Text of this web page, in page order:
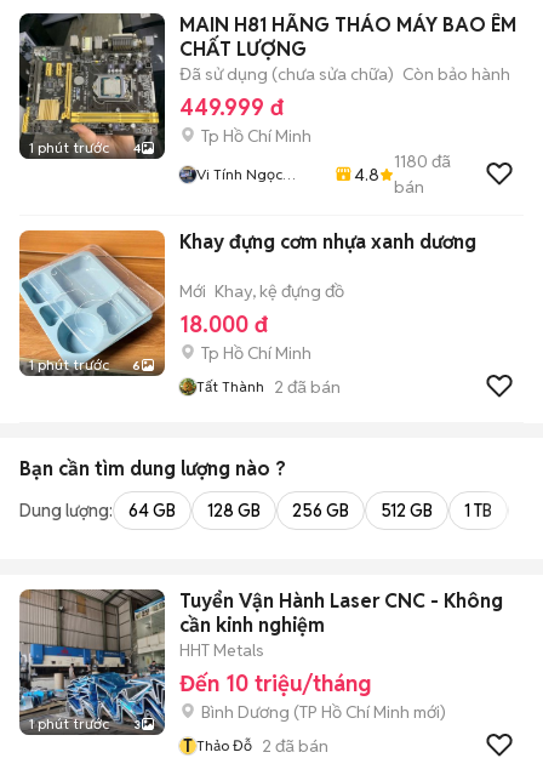
1 phút trước 4
MAIN H81 HÃNG THÁO MÁY BAO ÊM
CHẤT LƯỢNG
Đã sử dụng (chưa sửa chữa) Còn bảo hành
449.999 đ
Tp Hồ Chí Minh
Vi Tính Ngọc
4.8
1180 đã
bán
1 phút trước 6
Khay đựng cơm nhựa xanh dương
Mới Khay, kệ đựng đồ
18.000 đ
Tp Hồ Chí Minh
Tất Thành 2 đã bán
Bạn cần tìm dung lượng nào ?
Dung lượng: 64 GB 128 GB 256 GB 512 GB 1 TB
1 phút trước 3
Tuyển Vận Hành Laser CNC - Không
cần kinh nghiệm
HHT Metals
Đến 10 triệu/tháng
Bình Dương (TP Hồ Chí Minh mới)
T Thảo Đỗ 2 đã bán